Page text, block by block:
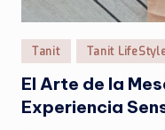
Publicado
en
Tanit Tanit
El Arte de la
Experiencia